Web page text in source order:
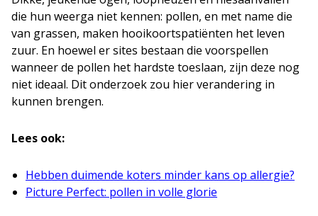
die hun weerga niet kennen: pollen, en met name die
van grassen, maken hooikoortspatiënten het leven
zuur. En hoewel er sites bestaan die voorspellen
wanneer de pollen het hardste toeslaan, zijn deze nog
niet ideaal. Dit onderzoek zou hier verandering in
kunnen brengen.
Lees ook:
Hebben duimende koters minder kans op allergie?
Picture Perfect: pollen in volle glorie